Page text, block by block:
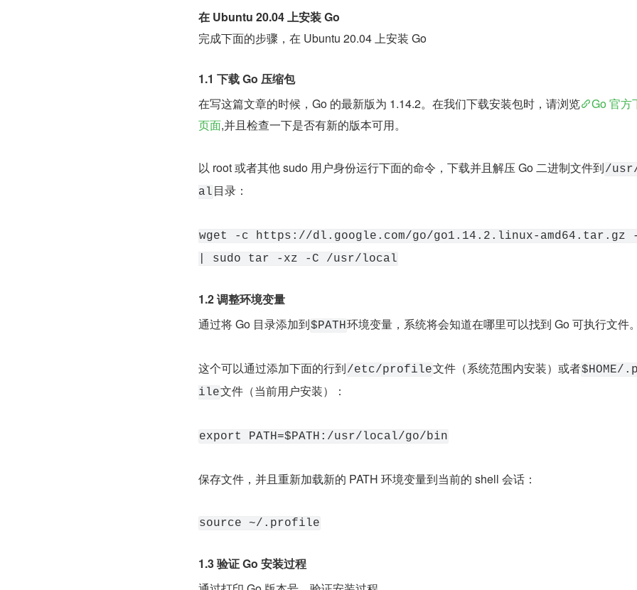
在 Ubuntu 20.04 上安装 Go
完成下面的步骤，在 Ubuntu 20.04 上安装 Go
1.1 下载 Go 压缩包
在写这篇文章的时候，Go 的最新版为 1.14.2。在我们下载安装包时，请浏览
Go 官方
页面,并且检查一下是否有新的版本可用。
以 root 或者其他 sudo 用户身份运行下面的命令，下载并且解压 Go 二进制文件到/
al 目录：
wget -c https://dl.google.com/go/go1.14.2.linux-amd64.tar.gz
| sudo tar -xz -C /usr/local
1.2 调整环境变量
通过将 Go 目录添加到$PATH环境变量，系统将会知道在哪里可以找到 Go 可执行文件。
这个可以通过添加下面的行到/etc/profile文件（系统范围内安装）或者$HOME/
ile文件（当前用户安装）：
export PATH=$PATH:/usr/local/go/bin
保存文件，并且重新加载新的 PATH 环境变量到当前的 shell 会话：
source ~/.profile
1.3 验证 Go 安装过程